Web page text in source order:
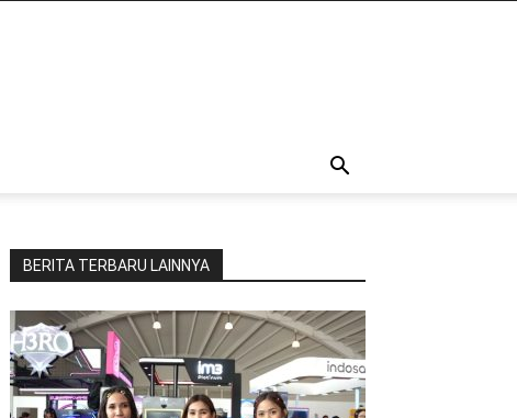
BERITA TERBARU LAINNYA